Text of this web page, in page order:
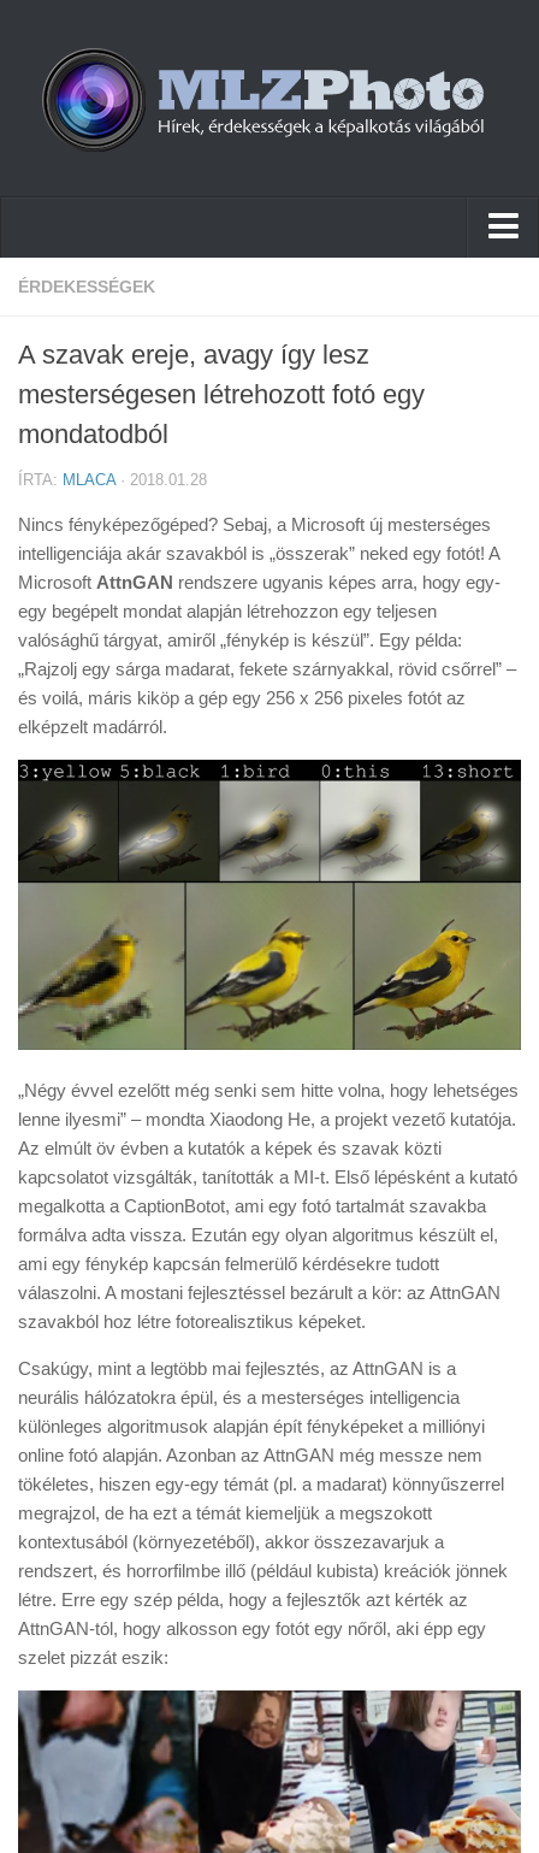
Hírek
Cikkek
Tanácsok
Érdekességek
Helyszíni Riport
E-BB
ÉRDEKESSÉGEK
A szavak ereje, avagy így lesz
mesterségesen létrehozott fotó egy
mondatodból
ÍRTA: MLACA· 2018.01.28
Nincs fényképezőgéped? Sebaj, a Microsoft új mesterséges
intelligenciája akár szavakból is „összerak” neked egy fotót! A
Microsoft AttnGAN rendszere ugyanis képes arra, hogy egy-
egy begépelt mondat alapján létrehozzon egy teljesen
valósághű tárgyat, amiről „fénykép is készül”. Egy példa:
„Rajzolj egy sárga madarat, fekete szárnyakkal, rövid csőrrel” –
és voilá, máris kiköp a gép egy 256 x 256 pixeles fotót az
elképzelt madárról.
„Négy évvel ezelőtt még senki sem hitte volna, hogy lehetséges
lenne ilyesmi” – mondta Xiaodong He, a projekt vezető kutatója.
Az elmúlt öv évben a kutatók a képek és szavak közti
kapcsolatot vizsgálták, tanították a MI-t. Első lépésként a kutató
megalkotta a CaptionBotot, ami egy fotó tartalmát szavakba
formálva adta vissza. Ezután egy olyan algoritmus készült el,
ami egy fénykép kapcsán felmerülő kérdésekre tudott
válaszolni. A mostani fejlesztéssel bezárult a kör: az AttnGAN
szavakból hoz létre fotorealisztikus képeket.
Csakúgy, mint a legtöbb mai fejlesztés, az AttnGAN is a
neurális hálózatokra épül, és a mesterséges intelligencia
különleges algoritmusok alapján épít fényképeket a milliónyi
online fotó alapján. Azonban az AttnGAN még messze nem
tökéletes, hiszen egy-egy témát (pl. a madarat) könnyűszerrel
megrajzol, de ha ezt a témát kiemeljük a megszokott
kontextusából (környezetéből), akkor összezavarjuk a
rendszert, és horrorfilmbe illő (például kubista) kreációk jönnek
létre. Erre egy szép példa, hogy a fejlesztők azt kérték az
AttnGAN-tól, hogy alkosson egy fotót egy nőről, aki épp egy
szelet pizzát eszik: